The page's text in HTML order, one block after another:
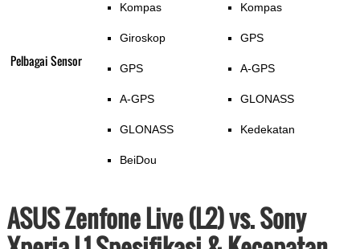
Pelbagai Sensor
Kompas
Giroskop
GPS
A-GPS
GLONASS
BeiDou
Kompas
GPS
A-GPS
GLONASS
Kedekatan
ASUS Zenfone Live (L2) vs. Sony